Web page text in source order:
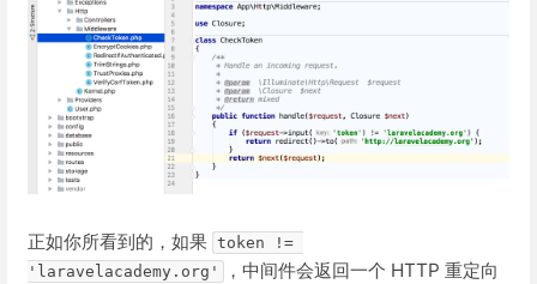
正如你所看到的，如果 token !=
'laravelacademy.org'
，中间件会返回一个 HTTP 重定向